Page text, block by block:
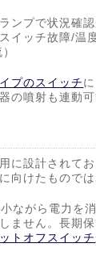
ンプで状況確
イッチ故障/温
プのスイッチ
の噴射も連動可
に設計されて
向けたものでは
ながら電力を
ません。長期
トオフスイッチ